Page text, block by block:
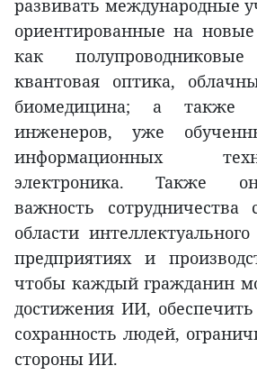
развивать международные
ориентированные на новые
как
квантовая оптика,
биомедицина; а также
инженеров, уже
информационных
электроника. Также
важность
области
предприятиях и
чтобы каждый гражданин
достижения ИИ, обеспечить
сохранность людей,
стороны ИИ.